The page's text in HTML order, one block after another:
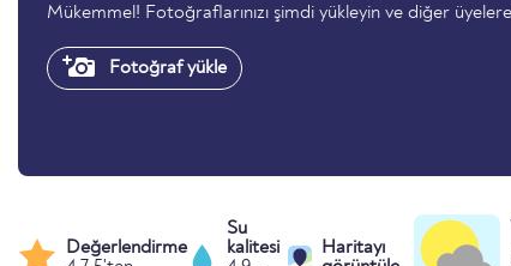
Mükemmel! Fotoğraflarınızı şimdi yükleyin ve diğer üyelere
Fotoğraf yükle
Değerlendirme
Su
kalitesi
Haritayı